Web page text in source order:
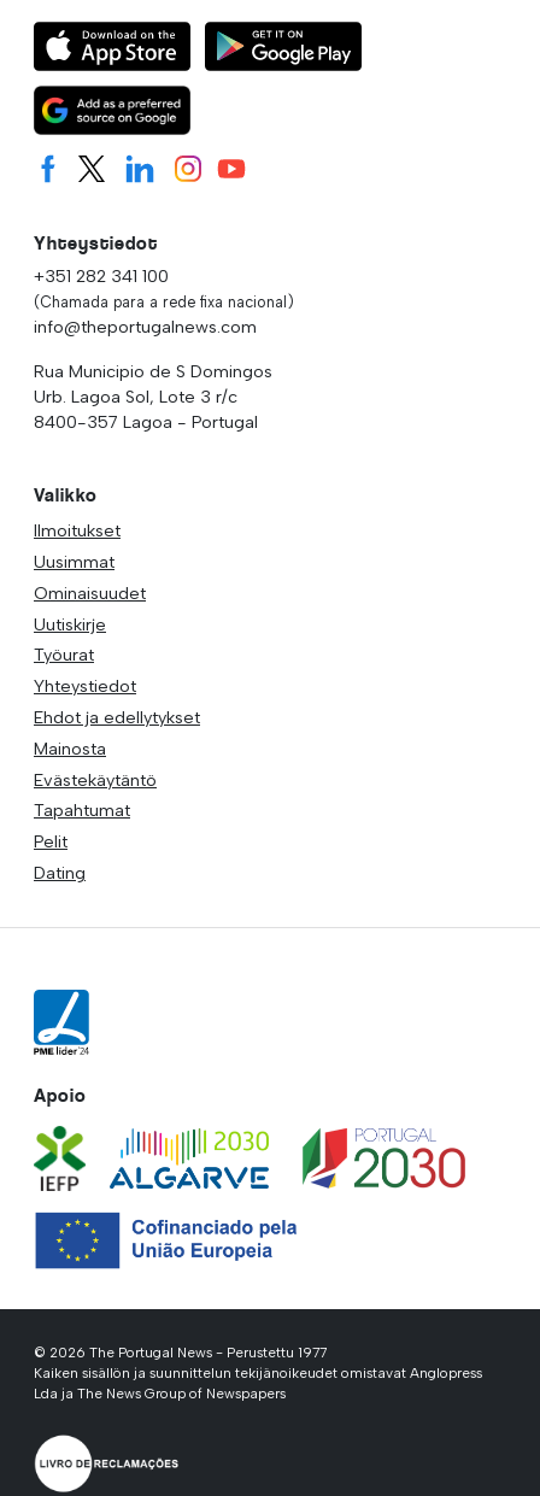
Yhteystiedot
+351 282 341 100
(Chamada para a rede fixa nacional)
info@theportugalnews.com
Rua Municipio de S Domingos
Urb. Lagoa Sol, Lote 3 r/c
8400-357 Lagoa - Portugal
Valikko
Ilmoitukset
Uusimmat
Ominaisuudet
Uutiskirje
Työurat
Yhteystiedot
Ehdot ja edellytykset
Mainosta
Evästekäytäntö
Tapahtumat
Pelit
Dating
Apoio
© 2026 The Portugal News - Perustettu 1977
Kaiken sisällön ja suunnittelun tekijänoikeudet omistavat Anglopress
Lda ja The News Group of Newspapers